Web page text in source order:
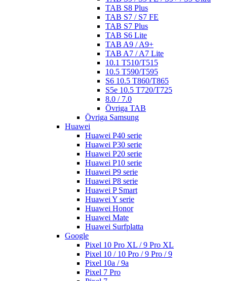
TAB S8 Plus
TAB S7 / S7 FE
TAB S7 Plus
TAB S6 Lite
TAB A9 / A9+
TAB A7 / A7 Lite
10.1 T510/T515
10.5 T590/T595
S6 10.5 T860/T865
S5e 10.5 T720/T725
8.0 / 7.0
Övriga TAB
Övriga Samsung
Huawei
Huawei P40 serie
Huawei P30 serie
Huawei P20 serie
Huawei P10 serie
Huawei P9 serie
Huawei P8 serie
Huawei P Smart
Huawei Y serie
Huawei Honor
Huawei Mate
Huawei Surfplatta
Google
Pixel 10 Pro XL / 9 Pro XL
Pixel 10 / 10 Pro / 9 Pro / 9
Pixel 10a / 9a
Pixel 7 Pro